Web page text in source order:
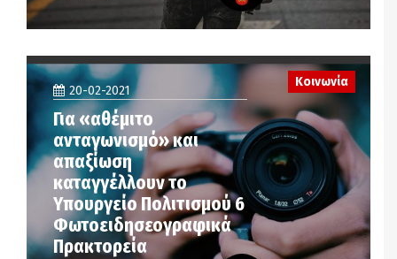
20-02-2021
Για «αθέμιτο
ανταγωνισμό» και
απαξίωση
καταγγέλλουν το
Υπουργείο Πολιτισμού 6
Φωτοειδησεογραφικά
Πρακτορεία
Κοινωνία